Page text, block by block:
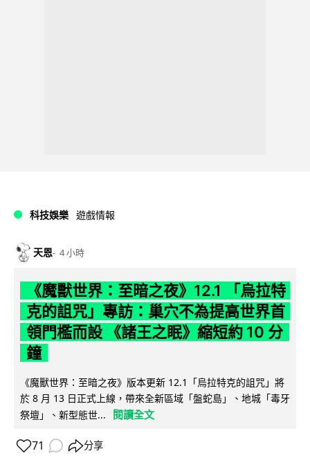
科技娛樂 遊戲情報
天恩 4 小時
《魔獸世界：至暗之夜》12.1 「烏拉特
克的詛咒」專訪：巢穴不為提高世界首
領門檻而設 《諸王之眠》縮短約 10 分
鐘
《魔獸世界：至暗之夜》版本更新 12.1「烏拉特克的詛咒」將
於 8 月 13 日正式上線，帶來全新區域「盤蛇島」、地城「毒牙
祭壇」、新型態世...
閱讀全文
71 分享